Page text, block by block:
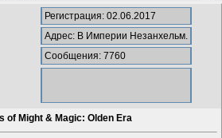
Регистрация: 02.06.2017
Адрес: В Империи Незанхельм.
Сообщения: 7760
of Might & Magic: Olden Era